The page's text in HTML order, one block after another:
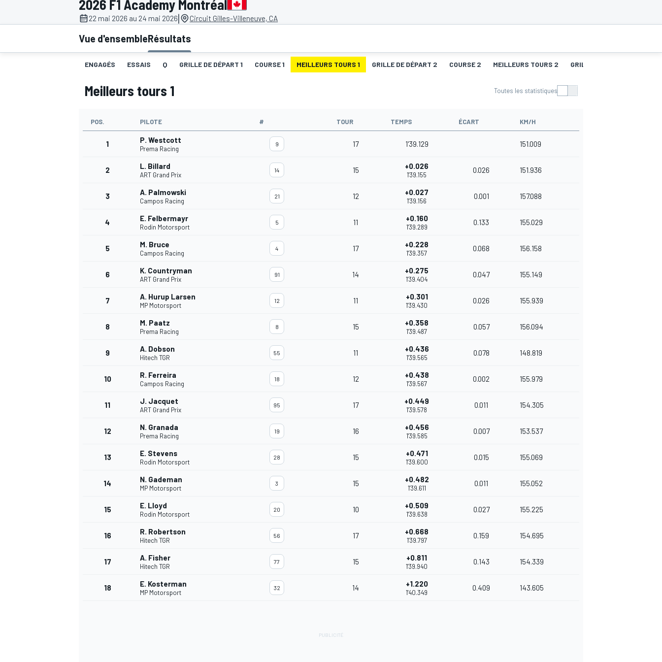
2026 F1 Academy Montréal
22 mai 2026 au 24 mai 2026| Circuit Gilles-Villeneuve, CA
Vue d'ensembleRésultats
ENGAGÉS ESSAIS Q GRILLE DE DÉPART 1 COURSE 1 MEILLEURS TOURS 1 GRILLE DE DÉPART 2 COURSE 2 MEILLEURS TOURS 2 GRILLE DE DÉPART 3
Meilleurs tours 1 Toutes les statistiques
POS. PILOTE # TOUR TEMPS ÉCART KM/H
1 P. Westcott
Prema Racing
9 17 1'39.129 151.009
2 L. Billard
ART Grand Prix
14 15 +0.026
1'39.155
0.026 151.936
3 A. Palmowski
Campos Racing
21 12 +0.027
1'39.156
0.001 157.088
4 E. Felbermayr
Rodin Motorsport
5 11 +0.160
1'39.289
0.133 155.029
5 M. Bruce
Campos Racing
4 17 +0.228
1'39.357
0.068 156.158
6 K. Countryman
ART Grand Prix
91 14 +0.275
1'39.404
0.047 155.149
7 A. Hurup Larsen
MP Motorsport
12 11 +0.301
1'39.430
0.026 155.939
8 M. Paatz
Prema Racing
8 15 +0.358
1'39.487
0.057 156.094
9 A. Dobson
Hitech TGR
55 11 +0.436
1'39.565
0.078 148.819
10 R. Ferreira
Campos Racing
18 12 +0.438
1'39.567
0.002 155.979
11 J. Jacquet
ART Grand Prix
95 17 +0.449
1'39.578
0.011 154.305
12 N. Granada
Prema Racing
19 16 +0.456
1'39.585
0.007 153.537
13 E. Stevens
Rodin Motorsport
28 15 +0.471
1'39.600
0.015 155.069
14 N. Gademan
MP Motorsport
3 15 +0.482
1'39.611
0.011 155.052
15 E. Lloyd
Rodin Motorsport
20 10 +0.509
1'39.638
0.027 155.225
16 R. Robertson
Hitech TGR
56 17 +0.668
1'39.797
0.159 154.695
17 A. Fisher
Hitech TGR
77 15 +0.811
1'39.940
0.143 154.339
18 E. Kosterman
MP Motorsport
32 14 +1.220
1'40.349
0.409 143.605